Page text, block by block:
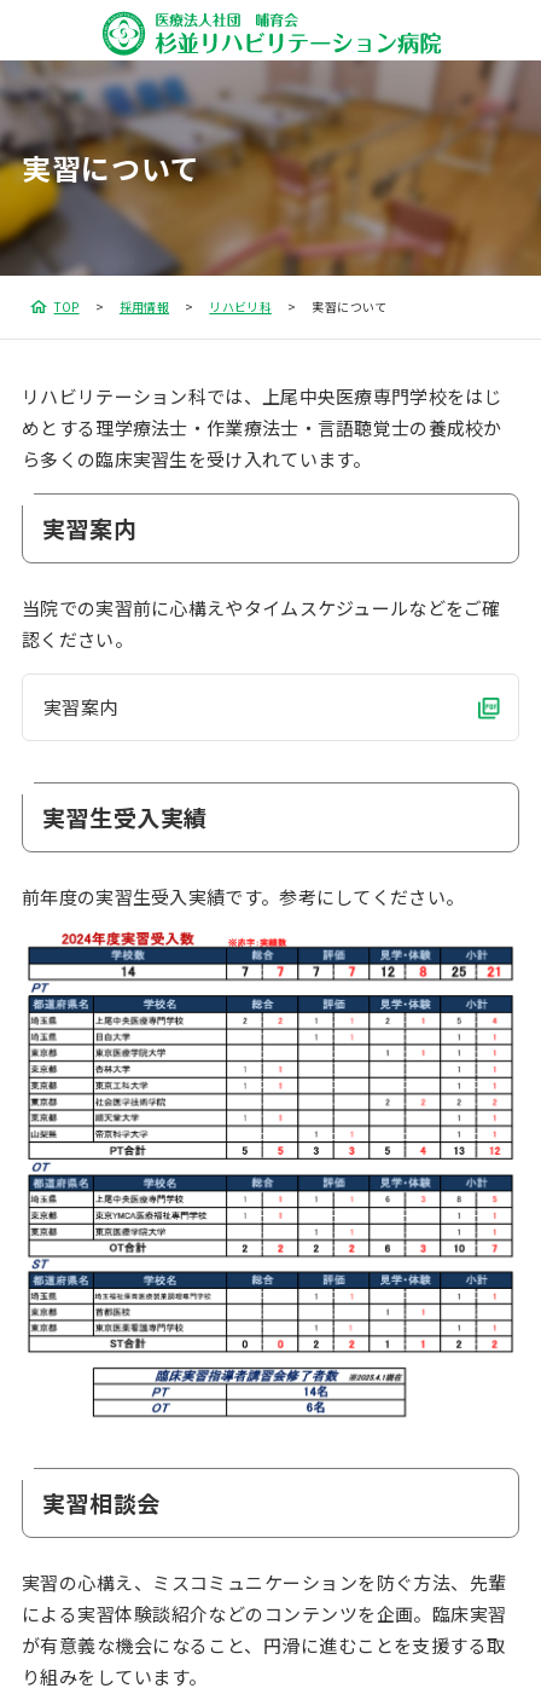
実習について
TOP 採用情報 リハビリ科 実習について
リハビリテーション科では、上尾中央医療専門学校をはじ
めとする理学療法士・作業療法士・言語聴覚士の養成校か
ら多くの臨床実習生を受け入れています。
実習案内
当院での実習前に心構えやタイムスケジュールなどをご確
認ください。
実習案内
実習生受入実績
前年度の実習生受入実績です。参考にしてください。
実習相談会
実習の心構え、ミスコミュニケーションを防ぐ方法、先輩
による実習体験談紹介などのコンテンツを企画。臨床実習
が有意義な機会になること、円滑に進むことを支援する取
り組みをしています。